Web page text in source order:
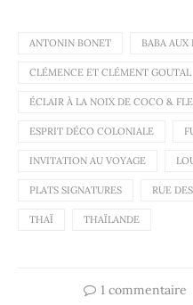
ANTONIN BONET BABA AUX
CLÉMENCE ET CLÉMENT GOUTAL
ÉCLAIR À LA NOIX DE COCO &
ESPRIT DÉCO COLONIALE
INVITATION AU VOYAGE
PLATS SIGNATURES RUE
THAÏ THAÏLANDE
1 commentaire